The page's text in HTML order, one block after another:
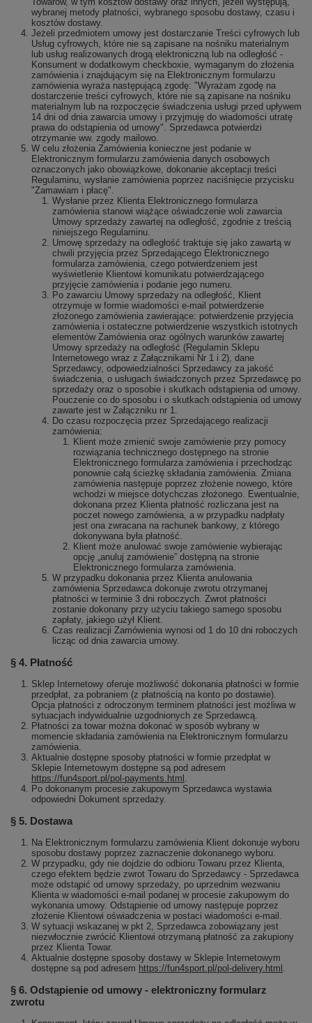
wybranej metody płatności, wybranego sposobu dostawy, czasu i
kosztów dostawy.
Jeżeli przedmiotem umowy jest dostarczanie Treści cyfrowych lub
Usług cyfrowych, które nie są zapisane na nośniku materialnym
lub usług realizowanych drogą elektroniczną lub na odległość -
Konsument w dodatkowym checkboxie, wymaganym do złożenia
zamówienia i znajdującym się na Elektronicznym formularzu
zamówienia wyraża następującą zgodę: "Wyrażam zgodę na
dostarczenie treści cyfrowych, które nie są zapisane na nośniku
materialnym lub na rozpoczęcie świadczenia usługi przed upływem
14 dni od dnia zawarcia umowy i przyjmuję do wiadomości utratę
prawa do odstąpienia od umowy". Sprzedawca potwierdzi
otrzymanie ww. zgody mailowo.
W celu złożenia Zamówienia konieczne jest podanie w
Elektronicznym formularzu zamówienia danych osobowych
oznaczonych jako obowiązkowe, dokonanie akceptacji treści
Regulaminu, wysłanie zamówienia poprzez naciśnięcie przycisku
"Zamawiam i płacę".
Wysłanie przez Klienta Elektronicznego formularza
zamówienia stanowi wiążące oświadczenie woli zawarcia
Umowy sprzedaży zawartej na odległość, zgodnie z treścią
niniejszego Regulaminu.
Umowę sprzedaży na odległość traktuje się jako zawartą w
chwili przyjęcia przez Sprzedającego Elektronicznego
formularza zamówienia, czego potwierdzeniem jest
wyświetlenie Klientowi komunikatu potwierdzającego
przyjęcie zamówienia i podanie jego numeru.
Po zawarciu Umowy sprzedaży na odległość, Klient
otrzymuje w formie wiadomości e-mail potwierdzenie
złożonego zamówienia zawierające: potwierdzenie przyjęcia
zamówienia i ostateczne potwierdzenie wszystkich istotnych
elementów Zamówienia oraz ogólnych warunków zawartej
Umowy sprzedaży na odległość (Regulamin Sklepu
Internetowego wraz z Załącznikami Nr 1 i 2), dane
Sprzedawcy, odpowiedzialności Sprzedawcy za jakość
świadczenia, o usługach świadczonych przez Sprzedawcę po
sprzedaży oraz o sposobie i skutkach odstąpienia od umowy.
Pouczenie co do sposobu i o skutkach odstąpienia od umowy
zawarte jest w Załączniku nr 1.
Do czasu rozpoczęcia przez Sprzedającego realizacji
zamówienia:
Klient może zmienić swoje zamówienie przy pomocy
rozwiązania technicznego dostępnego na stronie
Elektronicznego formularza zamówienia i przechodząc
ponownie całą ścieżkę składania zamówienia. Zmiana
zamówienia następuje poprzez złożenie nowego, które
wchodzi w miejsce dotychczas złożonego. Ewentualnie,
dokonana przez Klienta płatność rozliczana jest na
poczet nowego zamówienia, a w przypadku nadpłaty
jest ona zwracana na rachunek bankowy, z którego
dokonywana była płatność.
Klient może anulować swoje zamówienie wybierając
opcję „anuluj zamówienie” dostępną na stronie
Elektronicznego formularza zamówienia.
W przypadku dokonania przez Klienta anulowania
zamówienia Sprzedawca dokonuje zwrotu otrzymanej
płatności w terminie 3 dni roboczych. Zwrot płatności
zostanie dokonany przy użyciu takiego samego sposobu
zapłaty, jakiego użył Klient.
Czas realizacji Zamówienia wynosi od 1 do 10 dni roboczych
licząc od dnia zawarcia umowy.
§ 4. Płatność
Sklep Internetowy oferuje możliwość dokonania płatności w formie
przedpłat, za pobraniem (z płatnością na konto po dostawie).
Opcja płatności z odroczonym terminem płatności jest możliwa w
sytuacjach indywidualnie uzgodnionych ze Sprzedawcą.
Płatności za towar można dokonać w sposób wybrany w
momencie składania zamówienia na Elektronicznym formularzu
zamówienia.
Aktualnie dostępne sposoby płatności w formie przedpłat w
Sklepie Internetowym dostępne są pod adresem
https://fun4sport.pl/pol-payments.html .
Po dokonanym procesie zakupowym Sprzedawca wystawia
odpowiedni Dokument sprzedaży.
§ 5. Dostawa
Na Elektronicznym formularzu zamówienia Klient dokonuje wyboru
sposobu dostawy poprzez zaznaczenie dokonanego wyboru.
W przypadku, gdy nie dojdzie do odbioru Towaru przez Klienta,
czego efektem będzie zwrot Towaru do Sprzedawcy - Sprzedawca
może odstąpić od umowy sprzedaży, po uprzednim wezwaniu
Klienta w wiadomości e-mail podanej w procesie zakupowym do
wykonania umowy. Odstąpienie od umowy następuje poprzez
złożenie Klientowi oświadczenia w postaci wiadomości e-mail.
W sytuacji wskazanej w pkt 2, Sprzedawca zobowiązany jest
niezwłocznie zwrócić Klientowi otrzymaną płatność za zakupiony
przez Klienta Towar.
Aktualnie dostępne sposoby dostawy w Sklepie Internetowym
dostępne są pod adresem https://fun4sport.pl/pol-delivery.html .
§ 6. Odstąpienie od umowy - elektroniczny formularz
zwrotu